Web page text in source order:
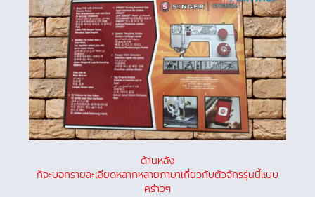
ด้านหลัง
ก็จะบอกรายละเอียดหลากหลายภาษาเกี่ยวกับตัวจักรรุ่นนี้แบบ
คร่าวๆ